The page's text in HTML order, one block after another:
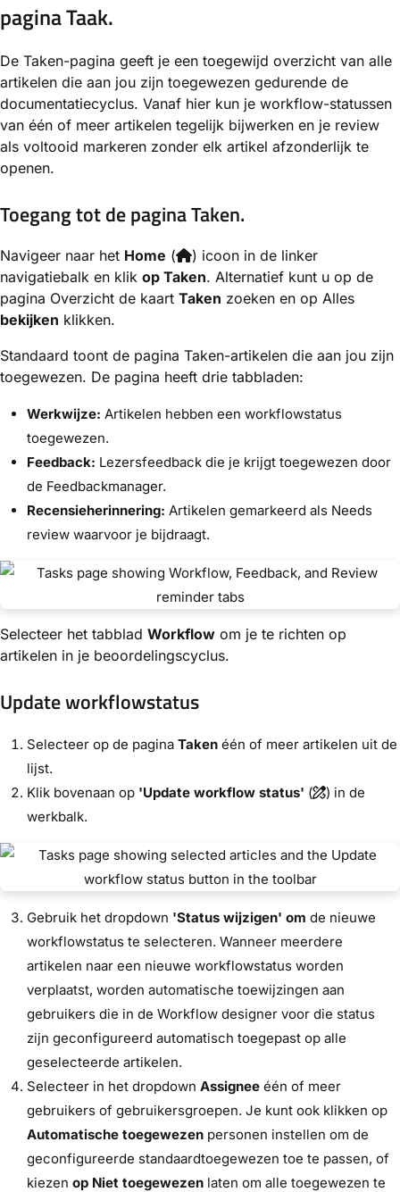
pagina Taak.
De Taken-pagina geeft je een toegewijd overzicht van alle
artikelen die aan jou zijn toegewezen gedurende de
documentatiecyclus. Vanaf hier kun je workflow-statussen
van één of meer artikelen tegelijk bijwerken en je review
als voltooid markeren zonder elk artikel afzonderlijk te
openen.
Toegang tot de pagina Taken.
Navigeer naar het Home (
) icoon in de linker
navigatiebalk en klik op Taken. Alternatief kunt u op de
pagina Overzicht de kaart Taken zoeken en op Alles
bekijken klikken.
Standaard toont de pagina Taken-artikelen die aan jou zijn
toegewezen. De pagina heeft drie tabbladen:
Werkwijze: Artikelen hebben een workflowstatus
toegewezen.
Feedback: Lezersfeedback die je krijgt toegewezen door
de Feedbackmanager.
Recensieherinnering: Artikelen gemarkeerd als Needs
review waarvoor je bijdraagt.
Selecteer het tabblad Workflow om je te richten op
artikelen in je beoordelingscyclus.
Update workflowstatus
Selecteer op de pagina Taken één of meer artikelen uit de
lijst.
Klik bovenaan op 'Update workflow status' (
) in de
werkbalk.
Gebruik het dropdown 'Status wijzigen' om de nieuwe
workflowstatus te selecteren. Wanneer meerdere
artikelen naar een nieuwe workflowstatus worden
verplaatst, worden automatische toewijzingen aan
gebruikers die in de Workflow designer voor die status
zijn geconfigureerd automatisch toegepast op alle
geselecteerde artikelen.
Selecteer in het dropdown Assignee één of meer
gebruikers of gebruikersgroepen. Je kunt ook klikken op
Automatische toegewezen personen instellen om de
geconfigureerde standaardtoegewezen toe te passen, of
kiezen op Niet toegewezen laten om alle toegewezen te